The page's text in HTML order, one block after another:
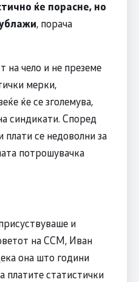
ќе порасне, но
, порача
на чело и не преземе
мерки,
ќе се зголемува,
синдикати. Според
се недоволни за
потрошувачка
и
на ССМ, Иван
она што години
платите статистички